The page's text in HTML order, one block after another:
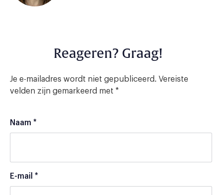
Reageren? Graag!
Je e-mailadres wordt niet gepubliceerd. Vereiste
velden zijn gemarkeerd met *
Naam *
E-mail *